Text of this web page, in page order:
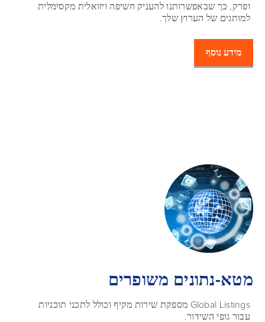
ופרק, כך שבאפשרותנו להעניק חשיפה ויזואלית מקסימלית
למותגים של הערוץ שלך.
מידע נוסף
מטא-נתונים משופרים
Global Listings מספקת שירות מקיף וכולל לתכני תוכניות
עבור גופי השידור.